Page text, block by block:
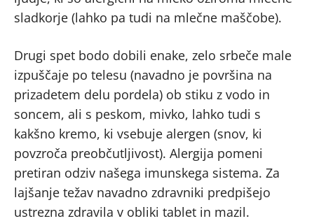
sladkorje (lahko pa tudi na mlečne maščobe).
Drugi spet bodo dobili enake, zelo srbeče male
izpuščaje po telesu (navadno je površina na
prizadetem delu pordela) ob stiku z vodo in
soncem, ali s peskom, mivko, lahko tudi s
kakšno kremo, ki vsebuje alergen (snov, ki
povzroča preobčutljivost). Alergija pomeni
pretiran odziv našega imunskega sistema. Za
lajšanje težav navadno zdravniki predpišejo
ustrezna zdravila v obliki tablet in mazil.